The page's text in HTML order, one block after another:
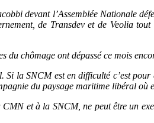
devant l’Assemblée Nationale
de Transdev et de Veolia
chômage ont dépassé ce mois
la SNCM est en difficulté c’est
du paysage maritime libéral où
et à la SNCM, ne peut être un